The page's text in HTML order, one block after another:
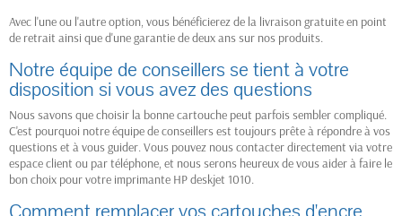
Avec l'une ou l'autre option, vous bénéficierez de la livraison gratuite en point
de retrait ainsi que d'une garantie de deux ans sur nos produits.
Notre équipe de conseillers se tient à votre
disposition si vous avez des questions
Nous savons que choisir la bonne cartouche peut parfois sembler compliqué.
C'est pourquoi notre équipe de conseillers est toujours prête à répondre à vos
questions et à vous guider. Vous pouvez nous contacter directement via votre
espace client ou par téléphone, et nous serons heureux de vous aider à faire le
bon choix pour votre imprimante HP deskjet 1010.